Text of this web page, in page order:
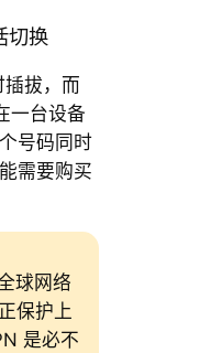
切换
拔，而
一台设备
号码同时
需要购买
球网络
保护上
是必不